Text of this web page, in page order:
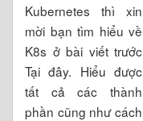
Kubernetes thì xin
mời bạn tìm hiểu về
K8s ở bài viết trước
Tại đây. Hiểu được
tất cả các thành
phần cũng như cách